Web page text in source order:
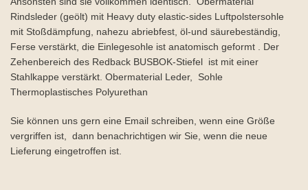
Rindsleder (geölt) mit Heavy duty elastic-sides Luftpolstersohle
mit Stoßdämpfung, nahezu abriebfest, öl-und säurebeständig,
Ferse verstärkt, die Einlegesohle ist anatomisch geformt . Der
Zehenbereich des Redback BUSBOK-Stiefel ist mit einer
Stahlkappe verstärkt. Obermaterial Leder, Sohle
Thermoplastisches Polyurethan
Sie können uns gern eine Email schreiben, wenn eine Größe
vergriffen ist, dann benachrichtigen wir Sie, wenn die neue
Lieferung eingetroffen ist.